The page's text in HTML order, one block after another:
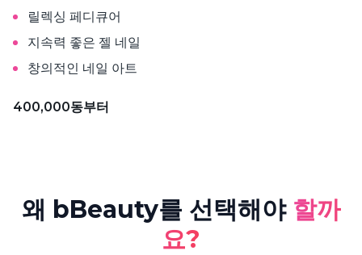
릴렉싱 페디큐어
지속력 좋은 젤 네일
창의적인 네일 아트
400,000동부터
왜 bBeauty를 선택해야 할까
요?